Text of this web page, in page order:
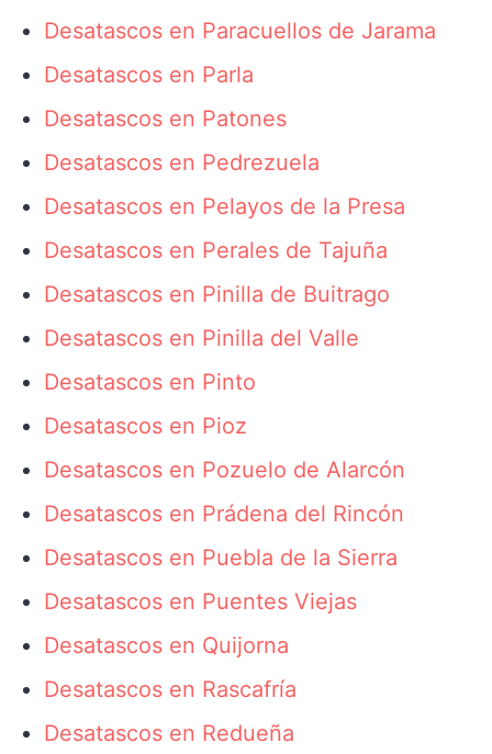
Desatascos en Paracuellos de Jarama
Desatascos en Parla
Desatascos en Patones
Desatascos en Pedrezuela
Desatascos en Pelayos de la Presa
Desatascos en Perales de Tajuña
Desatascos en Pinilla de Buitrago
Desatascos en Pinilla del Valle
Desatascos en Pinto
Desatascos en Pioz
Desatascos en Pozuelo de Alarcón
Desatascos en Prádena del Rincón
Desatascos en Puebla de la Sierra
Desatascos en Puentes Viejas
Desatascos en Quijorna
Desatascos en Rascafría
Desatascos en Redueña